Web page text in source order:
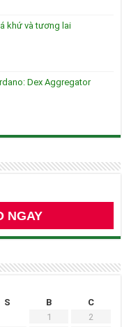
khứ và tương lai
Dex Aggregator
NGAY
S B
C
1
2